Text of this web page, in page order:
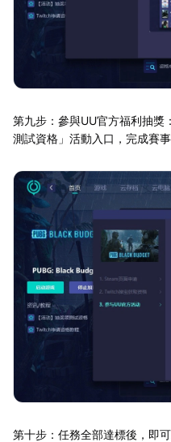
第九步：參與UU官方福利抽獎
測試資格」活動入口，完成賽事
第十步：任務全部達標後，即